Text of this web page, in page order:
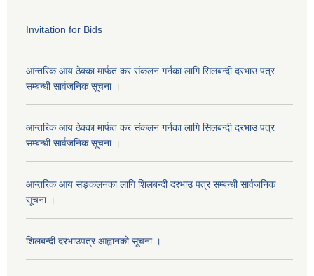
Invitation for Bids
आन्तरिक आय ठेक्का मार्फत कर संकलन गर्नका लागि सिलबन्दी दरभाउ पत्र
सम्बन्धी सार्वजनिक सूचना ।
आन्तरिक आय ठेक्का मार्फत कर संकलन गर्नका लागि सिलबन्दी दरभाउ पत्र
सम्बन्धी सार्वजनिक सूचना ।
आन्तरिक आय सङ्कलनका लागि शिलबन्दी दरभाउ पत्र सम्बन्धी सार्वजनिक
सूचना ।
शिलबन्दी दरभाउपत्र आह्वानको सूचना ।